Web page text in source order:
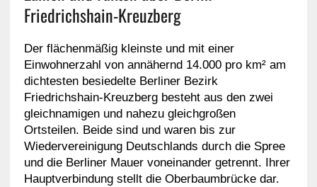
Friedrichshain-Kreuzberg
Der flächenmäßig kleinste und mit einer
Einwohnerzahl von annähernd 14.000 pro km² am
dichtesten besiedelte Berliner Bezirk
Friedrichshain-Kreuzberg besteht aus den zwei
gleichnamigen und nahezu gleichgroßen
Ortsteilen. Beide sind und waren bis zur
Wiedervereinigung Deutschlands durch die Spree
und die Berliner Mauer voneinander getrennt. Ihrer
Hauptverbindung stellt die Oberbaumbrücke dar.